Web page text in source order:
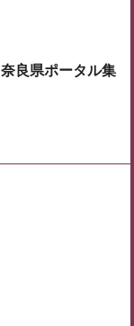
奈良県ポータル集